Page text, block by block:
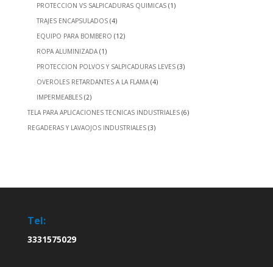
PROTECCION VS SALPICADURAS QUIMICAS (1)
TRAJES ENCAPSULADOS (4)
EQUIPO PARA BOMBERO (12)
ROPA ALUMINIZADA (1)
PROTECCION POLVOS Y SALPICADURAS LEVES (3)
OVEROLES RETARDANTES A LA FLAMA (4)
IMPERMEABLES (2)
TELA PARA APLICACIONES TECNICAS INDUSTRIALES (6)
REGADERAS Y LAVAOJOS INDUSTRIALES (3)
Tel:
3331575029